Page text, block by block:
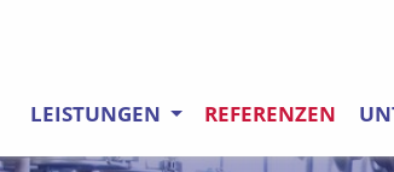
LEISTUNGEN REFERENZEN